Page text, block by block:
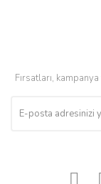
Fırsatları,